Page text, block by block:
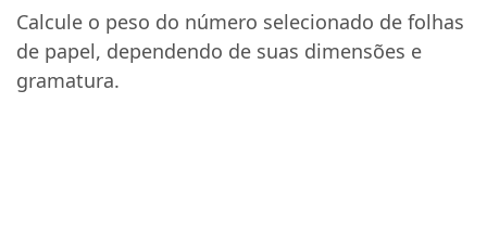
Calcule o peso do número selecionado de folhas
de papel, dependendo de suas dimensões e
gramatura.